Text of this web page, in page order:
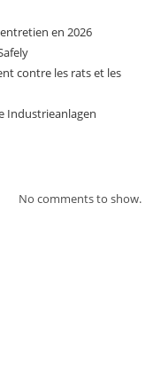
en 2026
contre les rats et les
Industrieanlagen
No comments to show.